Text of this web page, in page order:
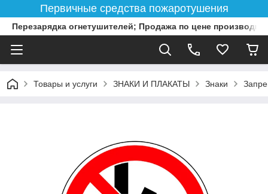
Первичные средства пожаротушения
Перезарядка огнетушителей; Продажа по цене
Товары и услуги ЗНАКИ И ПЛАКАТЫ Знаки